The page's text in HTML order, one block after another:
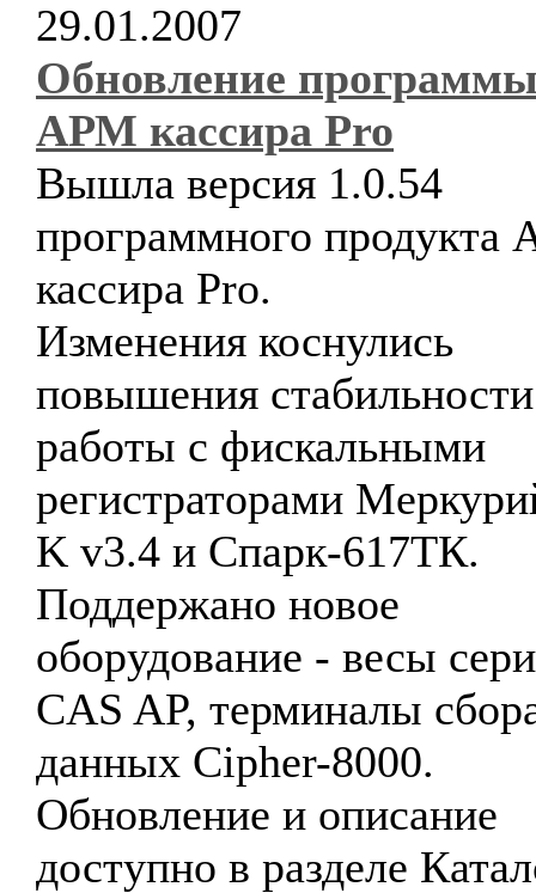
29.01.2007
Обновление
АРМ кассира Pro
Вышла версия 1.0.54
программного
кассира Pro.
Изменения коснулись
повышения стабильности
работы с фискальными
регистраторами
K v3.4 и Спарк-617ТК.
Поддержано новое
оборудование - весы
CAS AP, терминалы
данных Cipher-8000.
Обновление и описание
доступно в разделе